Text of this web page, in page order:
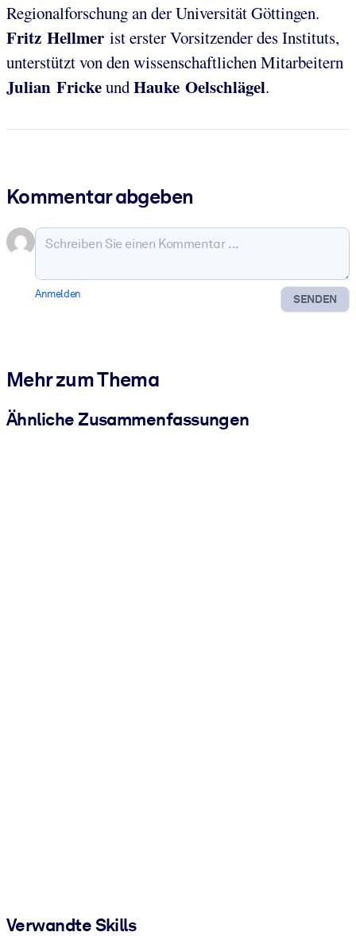
Regionalforschung an der Universität Göttingen.
Fritz Hellmer ist erster Vorsitzender des Instituts,
unterstützt von den wissenschaftlichen Mitarbeitern
Julian FrickeundHauke Oelschlägel.
Kommentar abgeben
SENDEN
Anmelden
Mehr zum Thema
Ähnliche Zusammenfassungen
Verwandte Skills